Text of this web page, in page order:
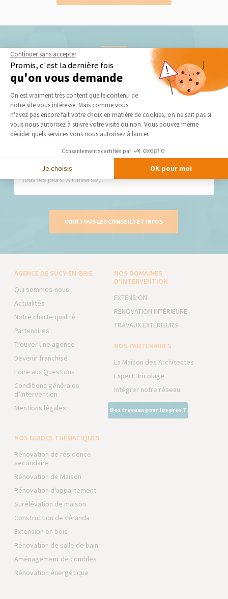
Nos derniers conseils et actus
Construction garage attenant maison : bien
Un garage trop petit, mal placé ou mal pensé se remarque
tous les jours. À l’inverse,...
VOIR TOUS LES CONSEILS ET INFOS
AGENCE DE SUCY-EN-BRIE
Qui sommes-nous
Actualités
Notre charte qualité
Partenaires
Trouver une agence
Devenir franchisé
Foire aux Questions
Conditions générales
d’intervention
Mentions légales
NOS DOMAINES
D’INTERVENTION
EXTENSION
RÉNOVATION INTÉRIEURE
TRAVAUX EXTÉRIEURS
NOS PARTENAIRES
La Maison des Architectes
Expert Bricolage
Intégrer notre réseau
Des travaux pour les pros ?
NOS GUIDES THÉMATIQUES
Rénovation de résidence
secondaire
Rénovation de Maison
Rénovation d'appartement
Surélévation de maison
Construction de véranda
Extension en bois
Rénovation de salle de bain
Aménagement de combles
Rénovation énergétique
Continuer sans accepter
Promis, c'est la dernière fois
qu'on vous demande
Plateforme de Gestion du
On est vraiment très content que le contenu de
notre site vous intéresse. Mais comme vous
n'avez pas encore fait votre choix en matière de cookies, on ne sait pas si
vous nous autorisez à suivre votre visite ou non. Vous pouvez même
décider quels services vous nous autorisez à lancer.
Consentements certifiés par
Je choisis OK pour moi
Axeptio consent